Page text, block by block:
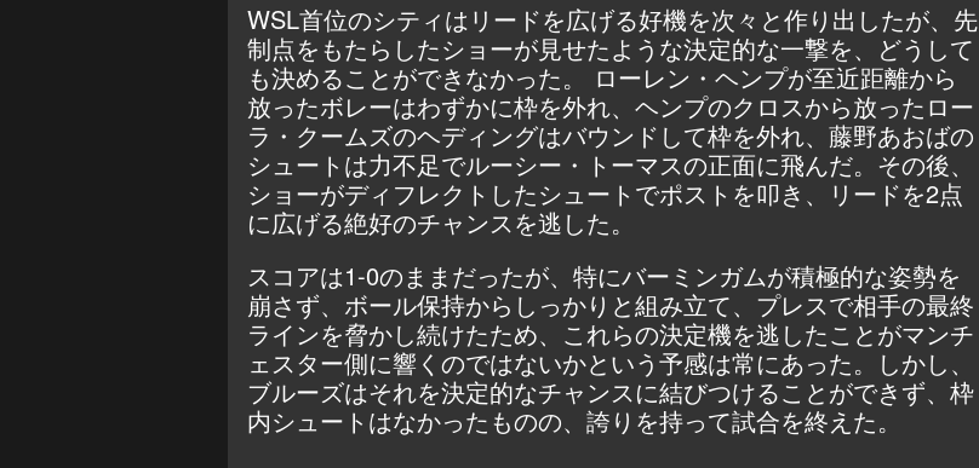
WSL首位のシティはリードを広げる好機を次々と作り出したが、先
制点をもたらしたショーが見せたような決定的な一撃を、どうして
も決めることができなかった。 ローレン・ヘンプが至近距離から
放ったボレーはわずかに枠を外れ、ヘンプのクロスから放ったロー
ラ・クームズのヘディングはバウンドして枠を外れ、藤野あおばの
シュートは力不足でルーシー・トーマスの正面に飛んだ。その後、
ショーがディフレクトしたシュートでポストを叩き、リードを2点
に広げる絶好のチャンスを逃した。
スコアは1-0のままだったが、特にバーミンガムが積極的な姿勢を
崩さず、ボール保持からしっかりと組み立て、プレスで相手の最終
ラインを脅かし続けたため、これらの決定機を逃したことがマンチ
ェスター側に響くのではないかという予感は常にあった。しかし、
ブルーズはそれを決定的なチャンスに結びつけることができず、枠
内シュートはなかったものの、誇りを持って試合を終えた。